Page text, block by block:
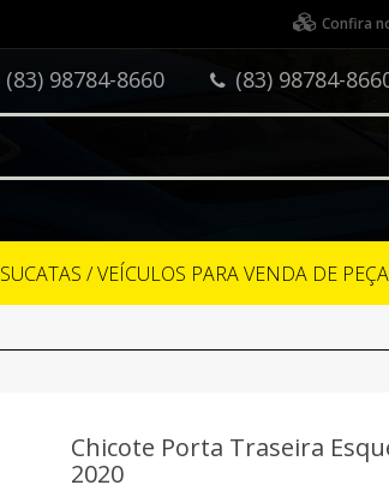
Confira
(83) 98784-8660 (83) 98784-
SUCATAS / VEÍCULOS PARA VENDA DE
Chicote Porta Traseira
2020